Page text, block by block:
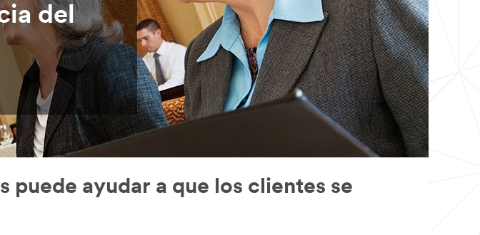
del
ayudar a que los clientes se